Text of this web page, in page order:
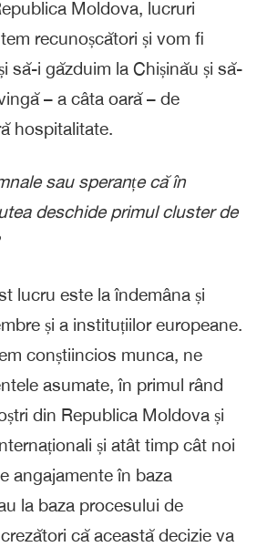
Moldova, lucruri
recunoșcători și vom fi
să-i găzduim la Chișinău și să-
– a câta oară – de
hospitalitate.
sau speranțe că în
deschide primul cluster de
lucru este la îndemâna și
și a instituțiilor europeane.
conștiincios munca, ne
asumate, în primul rând
din Republica Moldova și
și atât timp cât noi
angajamente în baza
la baza procesului de
că această decizie va